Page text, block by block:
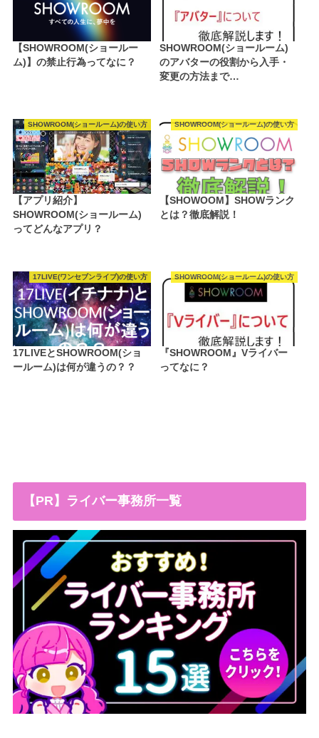
【SHOWROOM(ショールー
ム)】の禁止行為ってなに？
SHOWROOM(ショールーム)
のアバターの役割から入手・
変更の方法まで…
SHOWROOM(ショールーム)の使い方
【アプリ紹介】
SHOWROOM(ショールーム)
ってどんなアプリ？
SHOWROOM(ショールーム)の使い方
【SHOWOOM】SHOWランク
とは？徹底解説！
17LIVE(ワンセブンライブ)の使い方
17LIVEとSHOWROOM(ショ
ールーム)は何が違うの？？
SHOWROOM(ショールーム)の使い方
『SHOWROOM』Vライバー
ってなに？
【PR】ライバー事務所一覧